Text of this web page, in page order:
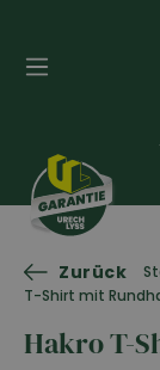
Zurück
T-Shirt mit
Hakro T-